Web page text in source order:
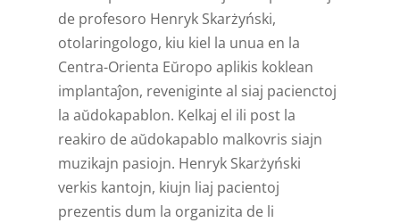
de profesoro Henryk Skarżyński,
otolaringologo, kiu kiel la unua en la
Centra-Orienta Eŭropo aplikis koklean
implantaĵon, reveniginte al siaj pacienctoj
la aŭdokapablon. Kelkaj el ili post la
reakiro de aŭdokapablo malkovris siajn
muzikajn pasiojn. Henryk Skarżyński
verkis kantojn, kiujn liaj pacientoj
prezentis dum la organizita de li